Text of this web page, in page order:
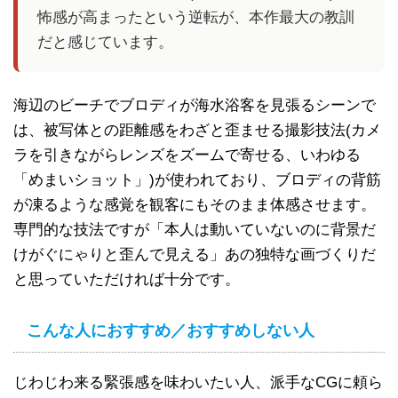
怖感が高まったという逆転が、本作最大の教訓
だと感じています。
海辺のビーチでブロディが海水浴客を見張るシーンで
は、被写体との距離感をわざと歪ませる撮影技法(カメ
ラを引きながらレンズをズームで寄せる、いわゆる
「めまいショット」)が使われており、ブロディの背筋
が凍るような感覚を観客にもそのまま体感させます。
専門的な技法ですが「本人は動いていないのに背景だ
けがぐにゃりと歪んで見える」あの独特な画づくりだ
と思っていただければ十分です。
こんな人におすすめ／おすすめしない人
じわじわ来る緊張感を味わいたい人、派手なCGに頼ら